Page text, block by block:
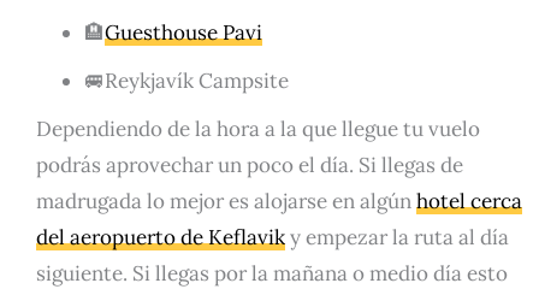
🏨Guesthouse Pavi
🚐Reykjavík Campsite
Dependiendo de la hora a la que llegue tu vuelo
podrás aprovechar un poco el día. Si llegas de
madrugada lo mejor es alojarse en algúnhotel cerca
del aeropuerto de Keflaviky empezar la ruta al día
siguiente. Si llegas por la mañana o medio día esto